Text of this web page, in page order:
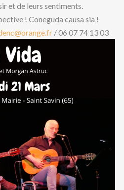
et de leurs sentiments.
! Coneguda causa sia !
/ 06 07 74 13 03